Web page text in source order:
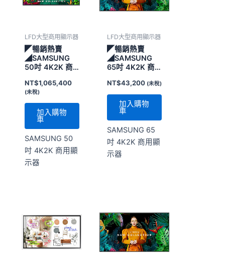
LFD大型商用顯示器
◤暢銷熱賣
◢SAMSUNG
50吋 4K2K 商
NT$1,065,400
(未稅)
加入購物
車
SAMSUNG 50
吋 4K2K 商用顯
示器
LFD大型商用顯示器
◤暢銷熱賣
◢SAMSUNG
65吋 4K2K 商
NT$43,200 (未稅)
加入購物
車
SAMSUNG 65
吋 4K2K 商用顯
示器